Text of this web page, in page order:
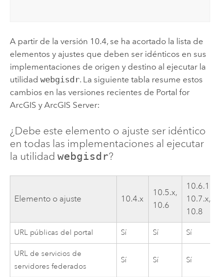
A partir de la versión 10.4, se ha acortado la lista de
elementos y ajustes que deben ser idénticos en sus
implementaciones de origen y destino al ejecutar la
utilidad webgisdr. La siguiente tabla resume estos
cambios en las versiones recientes de Portal for
ArcGIS y ArcGIS Server:
¿Debe este elemento o ajuste ser idéntico
en todas las implementaciones al ejecutar
la utilidad webgisdr?
Elemento o ajuste 10.4.x
10.5.x,
10.6
10.6.1,
10.7.x,
10.8
URL públicas del portal Sí Sí Sí
URL de servicios de
servidores federados
Sí Sí Sí